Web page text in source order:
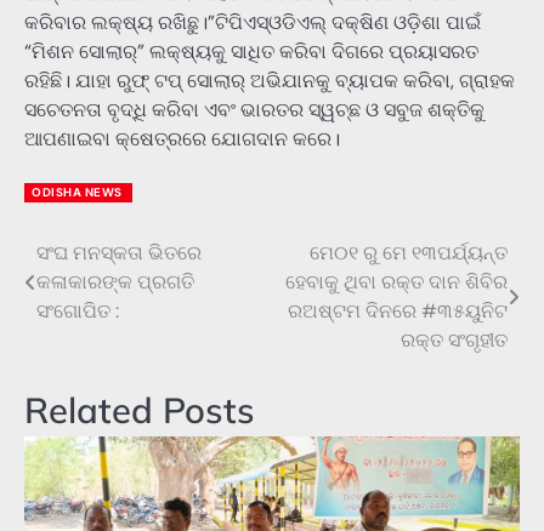
କରିବାର ଲକ୍ଷ୍ୟ ରଖିଛୁ।”ଟିପିଏସ୍ଓଡିଏଲ୍ ଦକ୍ଷିଣ ଓଡ଼ିଶା ପାଇଁ
“ମିଶନ ସୋଲାର୍” ଲକ୍ଷ୍ୟକୁ ସାଧିତ କରିବା ଦିଗରେ ପ୍ରୟାସରତ
ରହିଛି। ଯାହା ରୁଫ୍ ଟପ୍ ସୋଲାର୍ ଅଭିଯାନକୁ ବ୍ୟାପକ କରିବା, ଗ୍ରାହକ
ସଚେତନତା ବୃଦ୍ଧି କରିବା ଏବଂ ଭାରତର ସ୍ୱଚ୍ଛ ଓ ସବୁଜ ଶକ୍ତିକୁ
ଆପଣାଇବା କ୍ଷେତ୍ରରେ ଯୋଗଦାନ କରେ।
ODISHA NEWS
Post
navigation
ସଂଘ ମନସ୍କତା ଭିତରେ
କଳାକାରଙ୍କ ପ୍ରଗତି
ସଂଗୋପିତ :
ମେ୦୧ ରୁ ମେ ୧୩ପର୍ଯ୍ୟନ୍ତ
ହେବାକୁ ଥିବା ରକ୍ତ ଦାନ ଶିବିର
ରଅଷ୍ଟମ ଦିନରେ #୩୫ୟୁନିଟ
ରକ୍ତ ସଂଗୃହୀତ
Related Posts